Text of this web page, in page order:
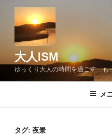
へ
大人ISM
ゆっくり大人の時間を過ごす…も
メ
タグ: 夜景